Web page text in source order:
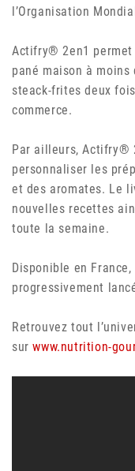
l’Organisation
Actifry® 2en1
pané maison à moins
steack-frites deux
commerce.
Par ailleurs, Actifry®
personnaliser les
et des aromates. Le
nouvelles recettes
toute la semaine.
Disponible en
progressivement
Retrouvez tout
surwww.nutrition-